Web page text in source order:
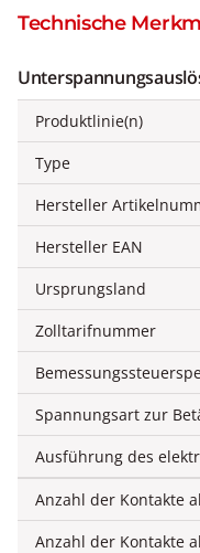
Technische
Produktlinie(n)
Type
Hersteller
Hersteller EAN
Ursprungsland
Zolltarifnummer